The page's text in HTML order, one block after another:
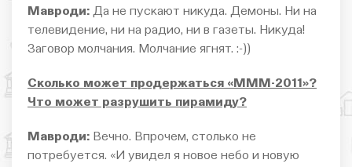
Мавроди: Да не пускают никуда. Демоны. Ни на
телевидение, ни на радио, ни в газеты. Никуда!
Заговор молчания. Молчание ягнят. :-))
Сколько может продержаться «МММ-2011»?
Что может разрушить пирамиду?
Мавроди: Вечно. Впрочем, столько не
потребуется. «И увидел я новое небо и новую